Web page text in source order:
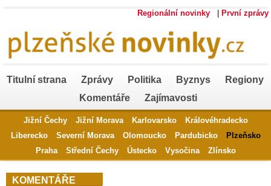
Regionální novinky První zprávy
Titulní strana Zprávy Politika Byznys
Regiony
Komentáře
Zajímavosti
Jižní Čechy Jižní Morava Karlovarsko
Královéhradecko
Liberecko
Severní Morava Olomoucko Pardubicko
Plzeňsko
Praha
Střední Čechy Ústecko Vysočina Zlínsko
KOMENTÁŘE